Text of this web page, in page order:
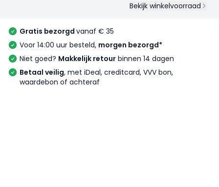
Bekijk winkelvoorraad
Gratis bezorgd vanaf € 35
Voor 14:00 uur besteld, morgen bezorgd*
Niet goed? Makkelijk retour binnen 14 dagen
Betaal veilig, met iDeal, creditcard, VVV bon,
waardebon of achteraf